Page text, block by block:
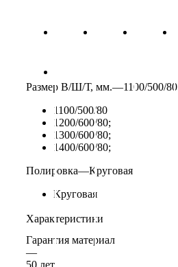
Размер В/Ш/Т, мм.—1100/500/80
1100/500/80
1200/600/80;
1300/600/80;
1400/600/80;
Полировка—Круговая
Круговая
Характеристики
Гарантия материал
—
50 лет